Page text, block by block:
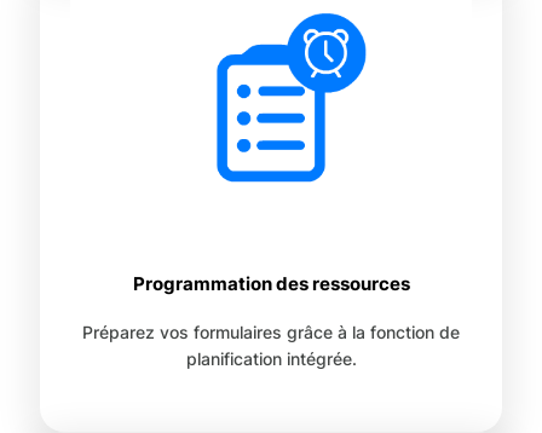
Programmation des ressources
Préparez vos formulaires grâce à la fonction de
planification intégrée.